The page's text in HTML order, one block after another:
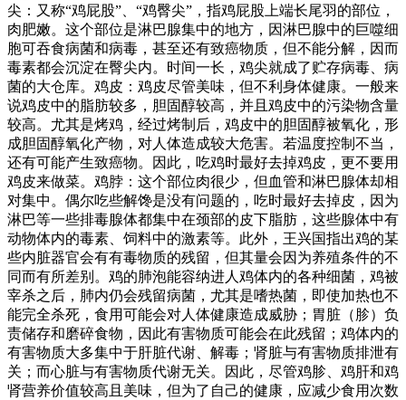
尖：又称“鸡屁股”、“鸡臀尖”，指鸡屁股上端长尾羽的部位，
肉肥嫩。这个部位是淋巴腺集中的地方，因淋巴腺中的巨噬细
胞可吞食病菌和病毒，甚至还有致癌物质，但不能分解，因而
毒素都会沉淀在臀尖内。时间一长，鸡尖就成了贮存病毒、病
菌的大仓库。鸡皮：鸡皮尽管美味，但不利身体健康。一般来
说鸡皮中的脂肪较多，胆固醇较高，并且鸡皮中的污染物含量
较高。尤其是烤鸡，经过烤制后，鸡皮中的胆固醇被氧化，形
成胆固醇氧化产物，对人体造成较大危害。若温度控制不当，
还有可能产生致癌物。因此，吃鸡时最好去掉鸡皮，更不要用
鸡皮来做菜。鸡脖：这个部位肉很少，但血管和淋巴腺体却相
对集中。偶尔吃些解馋是没有问题的，吃时最好去掉皮，因为
淋巴等一些排毒腺体都集中在颈部的皮下脂肪，这些腺体中有
动物体内的毒素、饲料中的激素等。此外，王兴国指出鸡的某
些内脏器官会有有毒物质的残留，但其量会因为养殖条件的不
同而有所差别。鸡的肺泡能容纳进人鸡体内的各种细菌，鸡被
宰杀之后，肺内仍会残留病菌，尤其是嗜热菌，即使加热也不
能完全杀死，食用可能会对人体健康造成威胁；胃脏（胗）负
责储存和磨碎食物，因此有害物质可能会在此残留；鸡体内的
有害物质大多集中于肝脏代谢、解毒；肾脏与有害物质排泄有
关；而心脏与有害物质代谢无关。因此，尽管鸡胗、鸡肝和鸡
肾营养价值较高且美味，但为了自己的健康，应减少食用次数